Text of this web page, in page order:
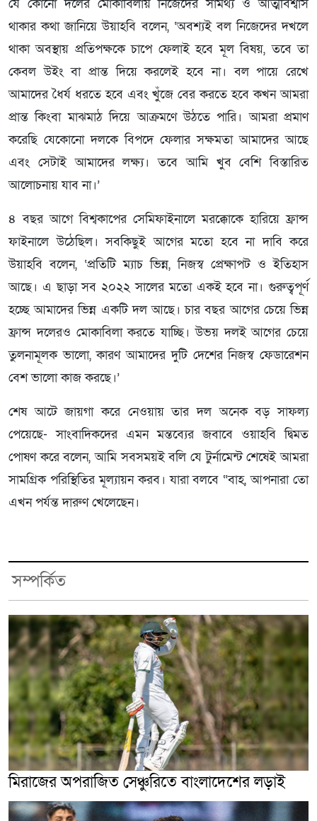
যে কোনো দলের মোকাবিলায় নিজেদের সামর্থ্য ও আত্মবিশ্বাস
থাকার কথা জানিয়ে উয়াহবি বলেন, ‘অবশ্যই বল নিজেদের দখলে
থাকা অবস্থায় প্রতিপক্ষকে চাপে ফেলাই হবে মূল বিষয়, তবে তা
কেবল উইং বা প্রান্ত দিয়ে করলেই হবে না। বল পায়ে রেখে
আমাদের ধৈর্য ধরতে হবে এবং খুঁজে বের করতে হবে কখন আমরা
প্রান্ত কিংবা মাঝমাঠ দিয়ে আক্রমণে উঠতে পারি। আমরা প্রমাণ
করেছি যেকোনো দলকে বিপদে ফেলার সক্ষমতা আমাদের আছে
এবং সেটাই আমাদের লক্ষ্য। তবে আমি খুব বেশি বিস্তারিত
আলোচনায় যাব না।’
৪ বছর আগে বিশ্বকাপের সেমিফাইনালে মরক্কোকে হারিয়ে ফ্রান্স
ফাইনালে উঠেছিল। সবকিছুই আগের মতো হবে না দাবি করে
উয়াহবি বলেন, ‘প্রতিটি ম্যাচ ভিন্ন, নিজস্ব প্রেক্ষাপট ও ইতিহাস
আছে। এ ছাড়া সব ২০২২ সালের মতো একই হবে না। গুরুত্বপূর্ণ
হচ্ছে আমাদের ভিন্ন একটি দল আছে। চার বছর আগের চেয়ে ভিন্ন
ফ্রান্স দলেরও মোকাবিলা করতে যাচ্ছি। উভয় দলই আগের চেয়ে
তুলনামূলক ভালো, কারণ আমাদের দুটি দেশের নিজস্ব ফেডারেশন
বেশ ভালো কাজ করছে।’
শেষ আটে জায়গা করে নেওয়ায় তার দল অনেক বড় সাফল্য
পেয়েছে- সাংবাদিকদের এমন মন্তব্যের জবাবে ওয়াহবি দ্বিমত
পোষণ করে বলেন, আমি সবসময়ই বলি যে টুর্নামেন্ট শেষেই আমরা
সামগ্রিক পরিস্থিতির মূল্যায়ন করব। যারা বলবে “বাহ, আপনারা তো
এখন পর্যন্ত দারুণ খেলেছেন।
সম্পর্কিত
মিরাজের অপরাজিত সেঞ্চুরিতে বাংলাদেশের লড়াই